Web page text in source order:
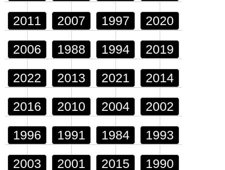
2011 2007 1997 2020
2006 1988 1994 2019
2022 2013 2021 2014
2016 2010 2004 2002
1996 1991 1984 1993
2003 2001 2015 1990